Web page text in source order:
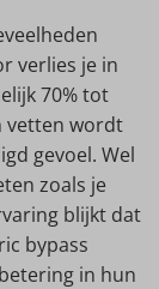
verlies je in
70% tot
vetten wordt
gevoel. Wel
zoals je
blijkt dat
bypass
in hun